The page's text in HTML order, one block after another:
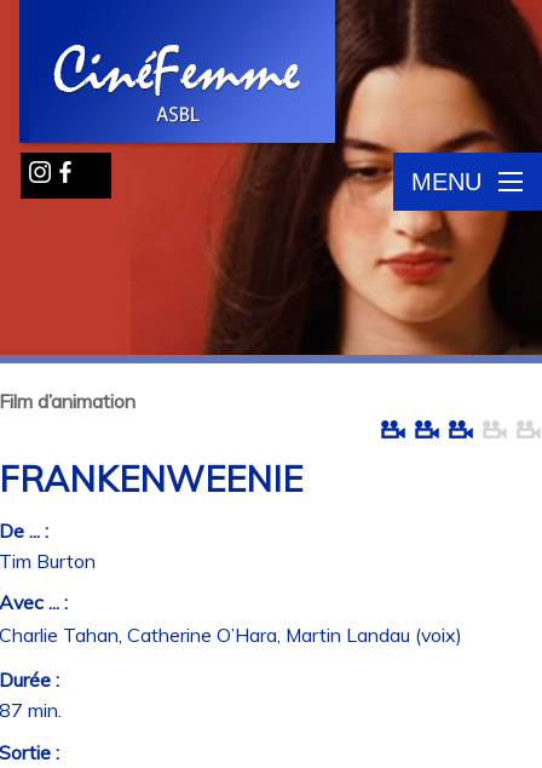
MENU
d’animation
... :
Burton
... :
Tahan, Catherine O’Hara, Martin Landau (voix)
:
min.
: